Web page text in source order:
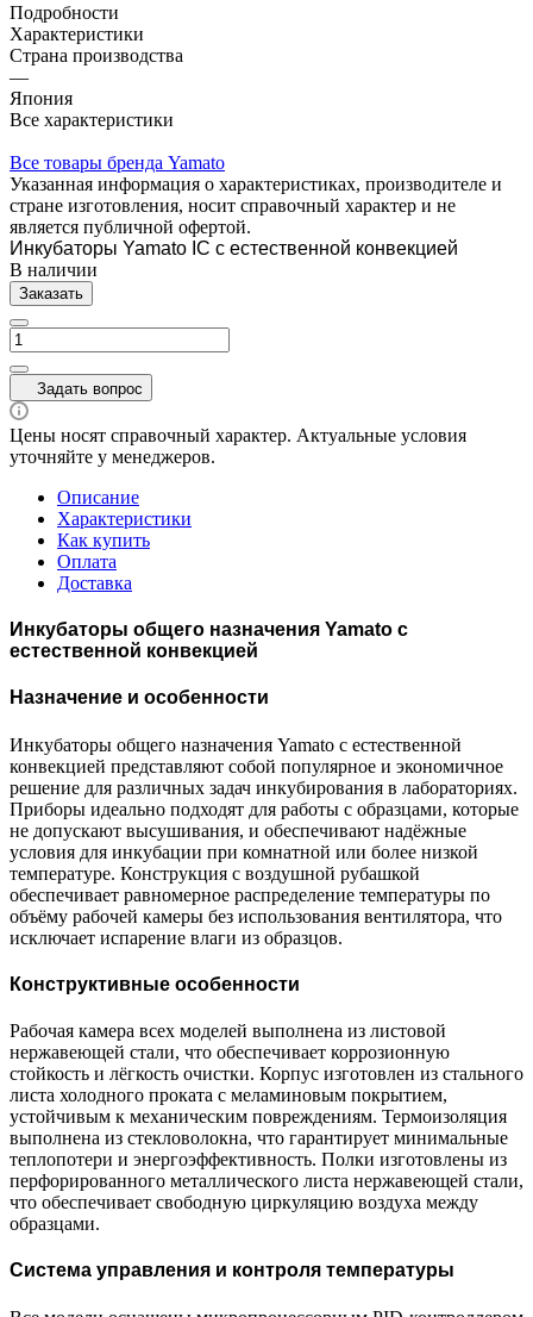
Подробности
Характеристики
Страна производства
—
Япония
Все характеристики
Все товары бренда Yamato
Указанная информация о характеристиках, производителе и
стране изготовления, носит справочный характер и не
является публичной офертой.
Инкубаторы Yamato IC с естественной конвекцией
В наличии
Заказать
Задать вопрос
Цены носят справочный характер. Актуальные условия
уточняйте у менеджеров.
Описание
Характеристики
Как купить
Оплата
Доставка
Инкубаторы общего назначения Yamato с
естественной конвекцией
Назначение и особенности
Инкубаторы общего назначения Yamato с естественной
конвекцией представляют собой популярное и экономичное
решение для различных задач инкубирования в лабораториях.
Приборы идеально подходят для работы с образцами, которые
не допускают высушивания, и обеспечивают надёжные
условия для инкубации при комнатной или более низкой
температуре. Конструкция с воздушной рубашкой
обеспечивает равномерное распределение температуры по
объёму рабочей камеры без использования вентилятора, что
исключает испарение влаги из образцов.
Конструктивные особенности
Рабочая камера всех моделей выполнена из листовой
нержавеющей стали, что обеспечивает коррозионную
стойкость и лёгкость очистки. Корпус изготовлен из стального
листа холодного проката с меламиновым покрытием,
устойчивым к механическим повреждениям. Термоизоляция
выполнена из стекловолокна, что гарантирует минимальные
теплопотери и энергоэффективность. Полки изготовлены из
перфорированного металлического листа нержавеющей стали,
что обеспечивает свободную циркуляцию воздуха между
образцами.
Система управления и контроля температуры